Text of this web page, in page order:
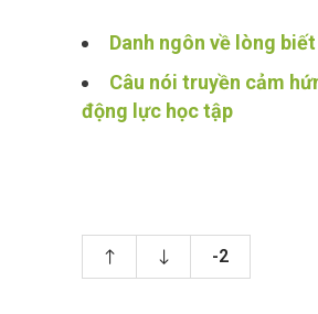
Danh ngôn về lòng biết
Câu nói truyền cảm
động lực học tập
-2